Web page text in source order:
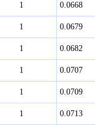
1 0.0668
1 0.0679
1 0.0682
1 0.0707
1 0.0709
1 0.0713